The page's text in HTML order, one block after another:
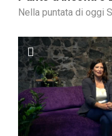
Nella puntata di oggi